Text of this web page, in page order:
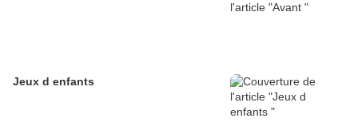
Jeux d enfants